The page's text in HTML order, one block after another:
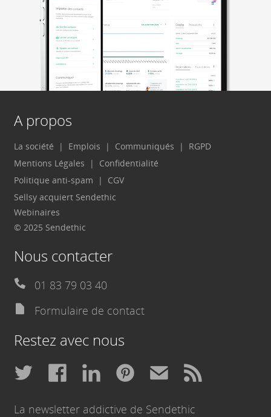
A propos
La société Emplois Communiqués
RGPD
Mentions Légales
Confidentialité
Politique anti-spam
CGV
Sellsy acquiert Sendethic
Webinaires
© 2025 Sendethic
Nous contacter
01 83 79 03 40
Formulaire de contact
Restez avec nous
La newsletter addictive de Sendethic